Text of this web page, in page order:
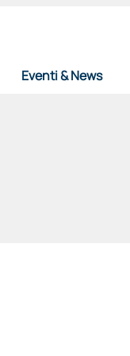
Eventi & News